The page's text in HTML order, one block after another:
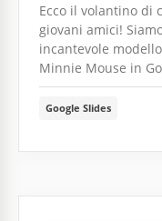
Ecco il volantino di
giovani amici!
incantevole
Minnie Mouse in
Google Slides